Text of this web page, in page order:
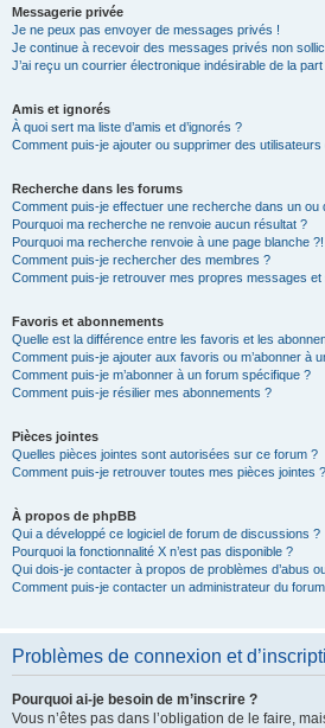
Messagerie privée
Je ne peux pas envoyer de messages privés !
Je continue à recevoir des messages privés non
J’ai reçu un courrier électronique indésirable de la
Amis et ignorés
À quoi sert ma liste d’amis et d’ignorés ?
Comment puis-je ajouter ou supprimer des utilisateurs
Recherche dans les forums
Comment puis-je effectuer une recherche dans un ou
Pourquoi ma recherche ne renvoie aucun résultat ?
Pourquoi ma recherche renvoie à une page blanche ?!
Comment puis-je rechercher des membres ?
Comment puis-je retrouver mes propres messages et
Favoris et abonnements
Quelle est la différence entre les favoris et les
Comment puis-je ajouter aux favoris ou m’abonner à
Comment puis-je m’abonner à un forum spécifique ?
Comment puis-je résilier mes abonnements ?
Pièces jointes
Quelles pièces jointes sont autorisées sur ce forum ?
Comment puis-je retrouver toutes mes pièces jointes ?
À propos de phpBB
Qui a développé ce logiciel de forum de discussions ?
Pourquoi la fonctionnalité X n’est pas disponible ?
Qui dois-je contacter à propos de problèmes d’abus
Comment puis-je contacter un administrateur du
Problèmes de connexion et
Pourquoi ai-je besoin de m’inscrire ?
Vous n’êtes pas dans l’obligation de le faire,